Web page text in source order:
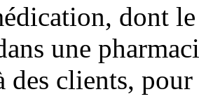
dont
une
des clients,